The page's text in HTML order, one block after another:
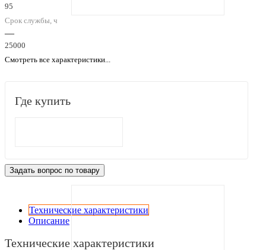
95
Срок службы, ч
—
25000
Смотреть все характеристики...
Где купить
Задать вопрос по товару
Технические характеристики
Описание
Технические характеристики